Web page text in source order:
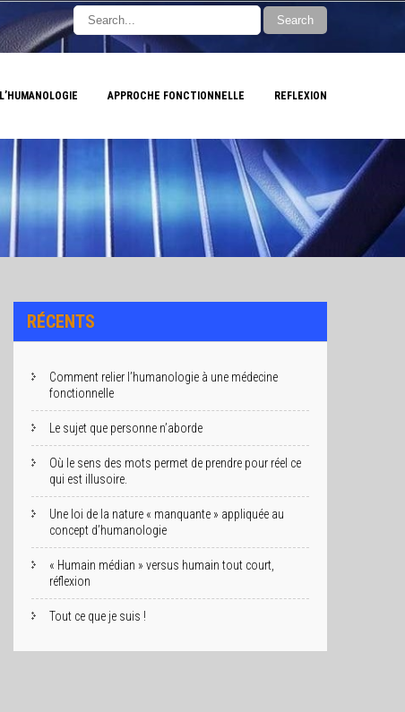
L’HUMANOLOGIE APPROCHE FONCTIONNELLE REFLEXION
RÉCENTS
Comment relier l’humanologie à une médecine
fonctionnelle
Le sujet que personne n’aborde
Où le sens des mots permet de prendre pour réel ce
qui est illusoire.
Une loi de la nature « manquante » appliquée au
concept d’humanologie
« Humain médian » versus humain tout court,
réflexion
Tout ce que je suis !